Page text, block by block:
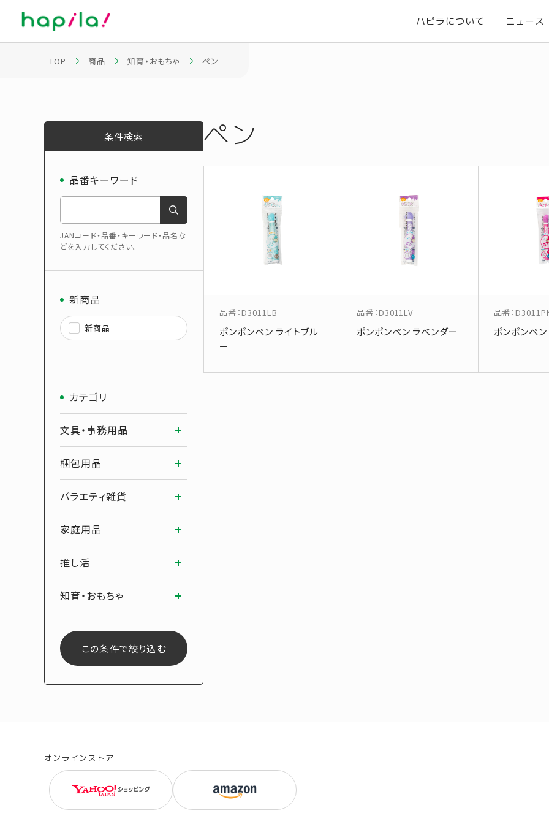
ハピラについて ニュース
TOP 商品 知育・おもちゃ ペン
条件検索
品番キーワード
JANコード・品番・キーワード・品名な
どを入力してください。
新商品
新商品
カテゴリ
文具・事務用品
梱包用品
バラエティ雑貨
家庭用品
推し活
知育・おもちゃ
この条件で絞り込む
ペン
品番 ：D3011LB
ポンポンペン ライトブル
ー
品番 ：D3011LV
ポンポンペン ラベンダー
品番 ：
ポンポンペ
オンラインストア